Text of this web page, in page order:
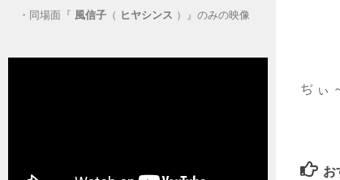
ぢ ぃ
お
・ 同場面『 風信子 （ ヒヤシンス ）』のみの映像